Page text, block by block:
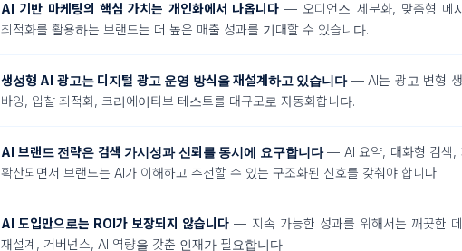
AI 기반 마케팅의 핵심 가치는 개인화에서 나옵니다— 오디언스 세분화, 맞춤형 메
최적화를 활용하는 브랜드는 더 높은 매출 성과를 기대할 수 있습니다.
생성형 AI 광고는 디지털 광고 운영 방식을 재설계하고 있습니다— AI는 광고 변형 생
바잉, 입찰 최적화, 크리에이티브 테스트를 대규모로 자동화합니다.
AI 브랜드 전략은 검색 가시성과 신뢰를 동시에 요구합니다— AI 요약, 대화형 검색,
확산되면서 브랜드는 AI가 이해하고 추천할 수 있는 구조화된 신호를 갖춰야 합니다.
AI 도입만으로는 ROI가 보장되지 않습니다 — 지속 가능한 성과를 위해서는 깨끗한
재설계, 거버넌스, AI 역량을 갖춘 인재가 필요합니다.